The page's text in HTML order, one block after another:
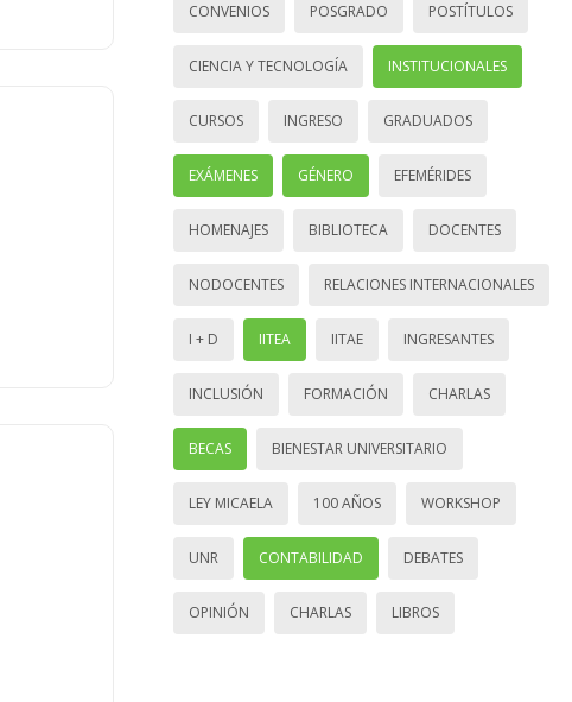
CONVENIOS POSGRADO POSTÍTULOS
CIENCIA Y TECNOLOGÍA INSTITUCIONALES
CURSOS INGRESO GRADUADOS
EXÁMENES GÉNERO EFEMÉRIDES
HOMENAJES BIBLIOTECA DOCENTES
NODOCENTES RELACIONES INTERNACIONALES
I + D IITEA IITAE INGRESANTES
INCLUSIÓN FORMACIÓN CHARLAS
BECAS BIENESTAR UNIVERSITARIO
LEY MICAELA 100 AÑOS WORKSHOP
UNR CONTABILIDAD DEBATES
OPINIÓN CHARLAS LIBROS